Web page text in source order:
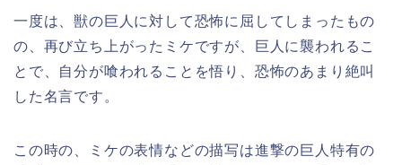
一度は、獣の巨人に対して恐怖に屈してしまったもの
の、再び立ち上がったミケですが、巨人に襲われるこ
とで、自分が喰われることを悟り、恐怖のあまり絶叫
した名言です。
この時の、ミケの表情などの描写は進撃の巨人特有の